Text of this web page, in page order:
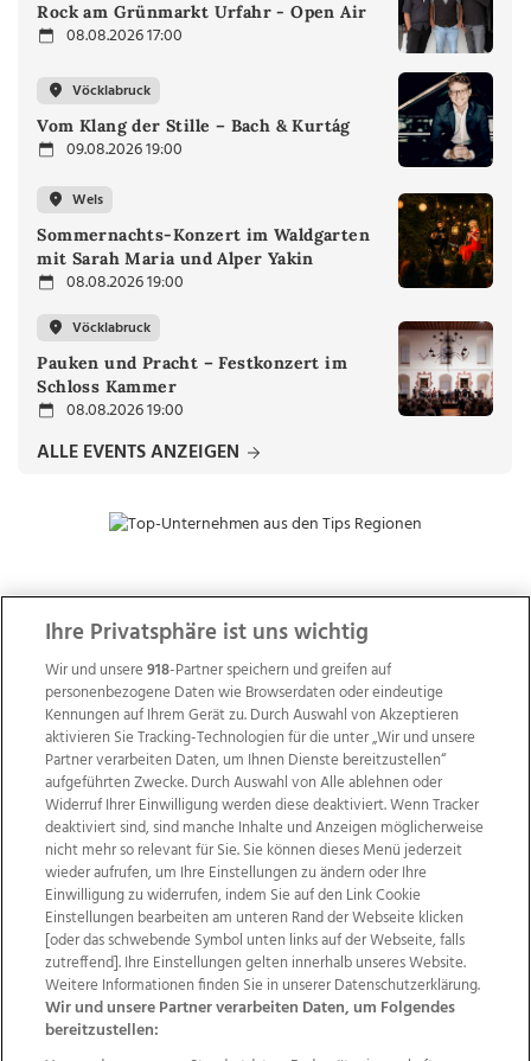
Rock am Grünmarkt Urfahr - Open Air
08.08.2026 17:00
Vöcklabruck
Vom Klang der Stille – Bach & Kurtág
09.08.2026 19:00
Wels
Sommernachts-Konzert im Waldgarten
mit Sarah Maria und Alper Yakin
08.08.2026 19:00
Vöcklabruck
Pauken und Pracht – Festkonzert im
Schloss Kammer
08.08.2026 19:00
ALLE EVENTS ANZEIGEN
ZUR NACHRICHTENÜBERSICHT
Wir über uns Mediadaten Kontakt
Jobs
Datenschutz
Impressum
AGB Anzeigekunden
AGB Website
Ehrenkodex Politische Werbung
Ihre Privatsphäre ist uns wichtig
Wir und unsere918-Partner speichern und greifen auf
personenbezogene Daten wie Browserdaten oder eindeutige
Kennungen auf Ihrem Gerät zu. Durch Auswahl von Akzeptieren
aktivieren Sie Tracking-Technologien für die unter „Wir und unsere
Partner verarbeiten Daten, um Ihnen Dienste bereitzustellen“
aufgeführten Zwecke. Durch Auswahl von Alle ablehnen oder
Widerruf Ihrer Einwilligung werden diese deaktiviert. Wenn Tracker
deaktiviert sind, sind manche Inhalte und Anzeigen möglicherweise
nicht mehr so relevant für Sie. Sie können dieses Menü jederzeit
wieder aufrufen, um Ihre Einstellungen zu ändern oder Ihre
Einwilligung zu widerrufen, indem Sie auf den Link Cookie
Einstellungen bearbeiten am unteren Rand der Webseite klicken
[oder das schwebende Symbol unten links auf der Webseite, falls
zutreffend]. Ihre Einstellungen gelten innerhalb unseres Website.
Weitere Informationen finden Sie in unserer Datenschutzerklärung.
Wir und unsere Partner verarbeiten Daten, um Folgendes
bereitzustellen: